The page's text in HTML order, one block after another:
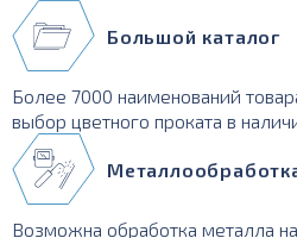
Большой каталог
Более 7000 наименований
выбор цветного проката в
Возможна обработка металла